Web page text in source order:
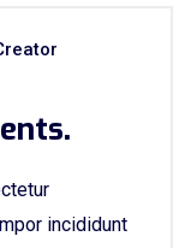
incididunt